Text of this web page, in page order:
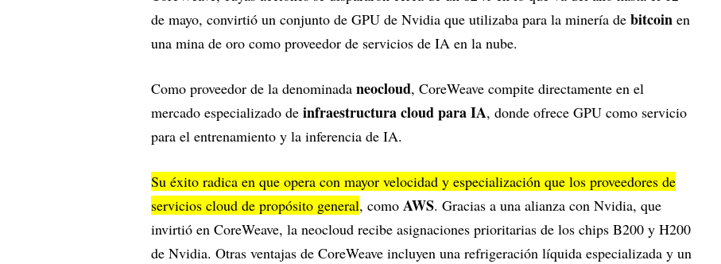
de mayo, convirtió un conjunto de GPU de Nvidia que utilizaba para la minería de bitcoin en
una mina de oro como proveedor de servicios de IA en la nube.
Como proveedor de la denominada neocloud, CoreWeave compite directamente en el
mercado especializado de infraestructura cloud para IA, donde ofrece GPU como servicio
para el entrenamiento y la inferencia de IA.
Su éxito radica en que opera con mayor velocidad y especialización que los proveedores de
servicios cloud de propósito general, como AWS. Gracias a una alianza con Nvidia, que
invirtió en CoreWeave, la neocloud recibe asignaciones prioritarias de los chips B200 y H200
de Nvidia. Otras ventajas de CoreWeave incluyen una refrigeración líquida especializada y un